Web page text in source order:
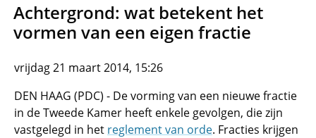
Achtergrond: wat betekent het
vormen van een eigen fractie
vrijdag 21 maart 2014, 15:26
DEN HAAG (PDC) - De vorming van een nieuwe fractie
in de Tweede Kamer heeft enkele gevolgen, die zijn
vastgelegd in het reglement van orde. Fracties krijgen